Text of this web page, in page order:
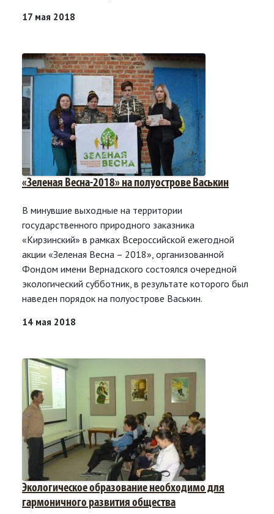
17 мая 2018
«Зеленая Весна-2018» на полуострове Васькин
В минувшие выходные на территории
государственного природного заказника
«Кирзинский» в рамках Всероссийской ежегодной
акции «Зеленая Весна – 2018», организованной
Фондом имени Вернадского состоялся очередной
экологический субботник, в результате которого был
наведен порядок на полуострове Васькин.
14 мая 2018
Экологическое образование необходимо для
гармоничного развития общества